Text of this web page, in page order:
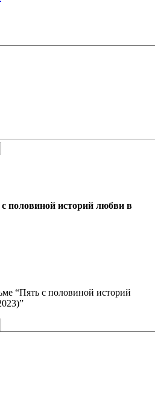
половиной историй любви в
“Пять с половиной историй